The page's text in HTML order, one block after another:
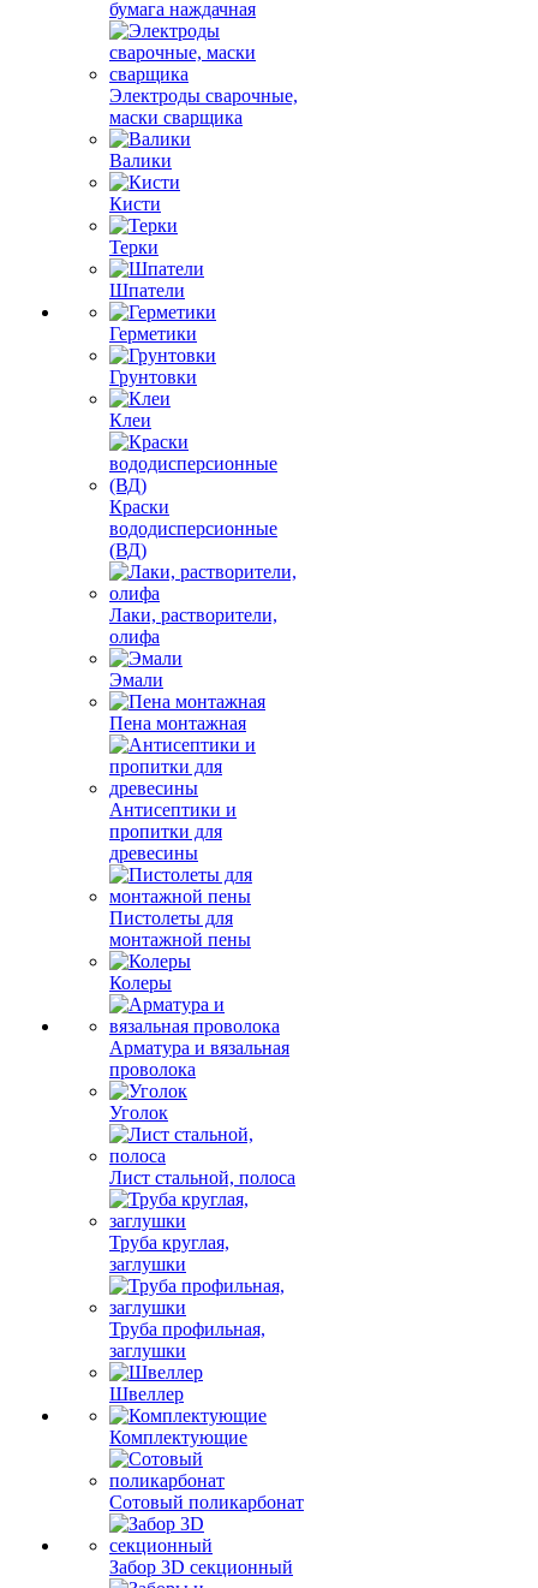
бумага наждачная
Электроды сварочные,
маски сварщика
Валики
Кисти
Терки
Шпатели
Герметики
Грунтовки
Клеи
Краски
вододисперсионные
(ВД)
Лаки, растворители,
олифа
Эмали
Пена монтажная
Антисептики и
пропитки для
древесины
Пистолеты для
монтажной пены
Колеры
Арматура и вязальная
проволока
Уголок
Лист стальной, полоса
Труба круглая,
заглушки
Труба профильная,
заглушки
Швеллер
Комплектующие
Сотовый поликарбонат
Забор 3D секционный